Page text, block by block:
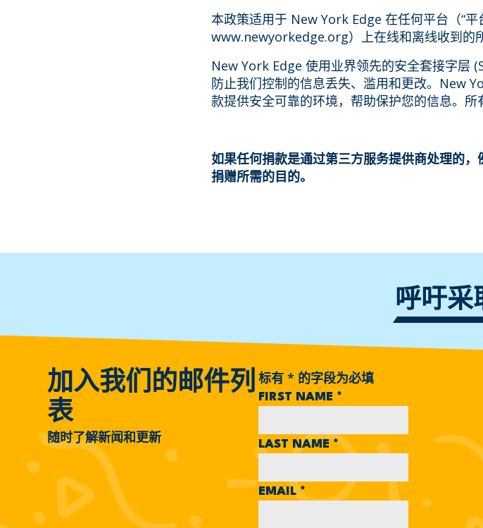
本政策适用于 New York Edge 在任何平台（“
www.newyorkedge.org）上在线和离线收到的
New York Edge 使用业界领先的安全套接字层
防止我们控制的信息丢失、滥用和更改。New
款提供安全可靠的环境，帮助保护您的信息。所
如果任何捐款是通过第三方服务提供商处理的，
捐赠所需的目的。
呼吁采
加入我们的邮件列
表
随时了解新闻和更新
标有* 的字段为必填
FIRST NAME *
LAST NAME*
EMAIL*